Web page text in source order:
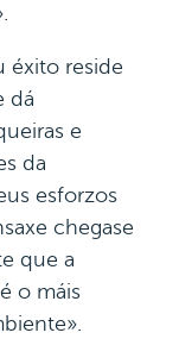
éxito reside
dá
e
da
esforzos
chegase
que a
o máis